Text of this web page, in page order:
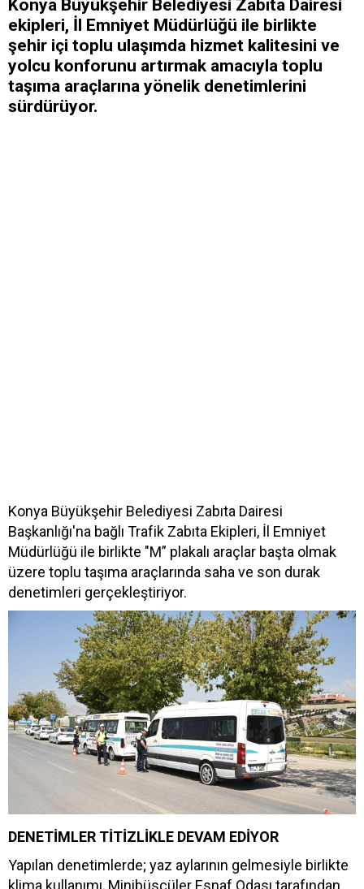
Konya Büyükşehir Belediyesi Zabıta Dairesi
ekipleri, İl Emniyet Müdürlüğü ile birlikte
şehir içi toplu ulaşımda hizmet kalitesini ve
yolcu konforunu artırmak amacıyla toplu
taşıma araçlarına yönelik denetimlerini
sürdürüyor.
Konya Büyükşehir Belediyesi Zabıta Dairesi
Başkanlığı'na bağlı Trafik Zabıta Ekipleri, İl Emniyet
Müdürlüğü ile birlikte "M” plakalı araçlar başta olmak
üzere toplu taşıma araçlarında saha ve son durak
denetimleri gerçekleştiriyor.
DENETİMLER TİTİZLİKLE DEVAM EDİYOR
Yapılan denetimlerde; yaz aylarının gelmesiyle birlikte
klima kullanımı, Minibüsçüler Esnaf Odası tarafından